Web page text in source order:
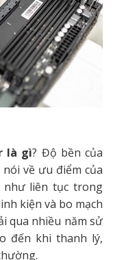
là gì? Độ bền của
về ưu điểm của
như liên tục trong
kiện và bo mạch
qua nhiều năm sử
đến khi thanh lý,